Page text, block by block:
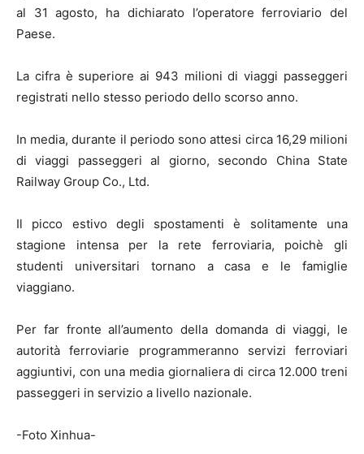
al 31 agosto, ha dichiarato l’operatore ferroviario del
Paese.
La cifra è superiore ai 943 milioni di viaggi passeggeri
registrati nello stesso periodo dello scorso anno.
In media, durante il periodo sono attesi circa 16,29 milioni
di viaggi passeggeri al giorno, secondo China State
Railway Group Co., Ltd.
Il picco estivo degli spostamenti è solitamente una
stagione intensa per la rete ferroviaria, poichè gli
studenti universitari tornano a casa e le famiglie
viaggiano.
Per far fronte all’aumento della domanda di viaggi, le
autorità ferroviarie programmeranno servizi ferroviari
aggiuntivi, con una media giornaliera di circa 12.000 treni
passeggeri in servizio a livello nazionale.
-Foto Xinhua-